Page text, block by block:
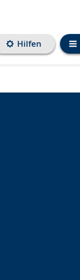
Hilfen